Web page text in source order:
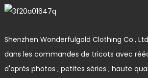
Shenzhen Wonderfulgold Clothing Co.,
dans les commandes de tricots avec
d'après photos ; petites séries ; haute